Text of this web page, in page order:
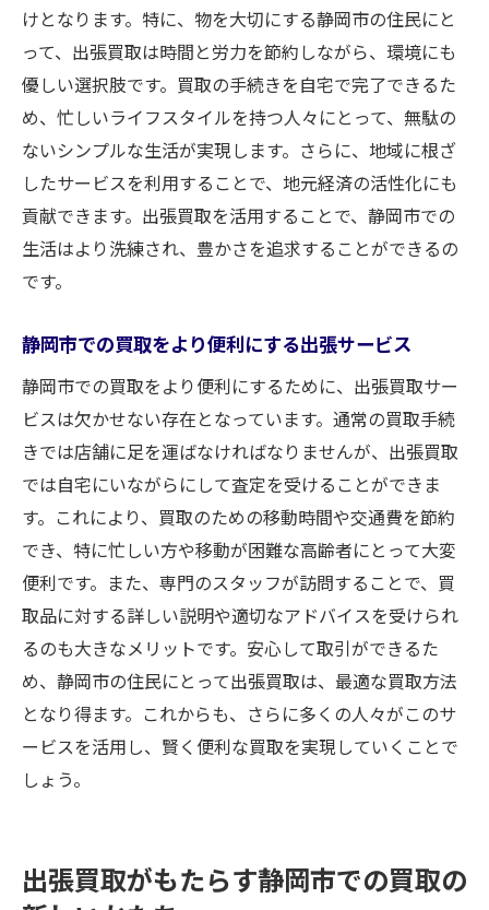
けとなります。特に、物を大切にする静岡市の住民にと
って、出張買取は時間と労力を節約しながら、環境にも
優しい選択肢です。買取の手続きを自宅で完了できるた
め、忙しいライフスタイルを持つ人々にとって、無駄の
ないシンプルな生活が実現します。さらに、地域に根ざ
したサービスを利用することで、地元経済の活性化にも
貢献できます。出張買取を活用することで、静岡市での
生活はより洗練され、豊かさを追求することができるの
です。
静岡市での買取をより便利にする出張サービス
静岡市での買取をより便利にするために、出張買取サー
ビスは欠かせない存在となっています。通常の買取手続
きでは店舗に足を運ばなければなりませんが、出張買取
では自宅にいながらにして査定を受けることができま
す。これにより、買取のための移動時間や交通費を節約
でき、特に忙しい方や移動が困難な高齢者にとって大変
便利です。また、専門のスタッフが訪問することで、買
取品に対する詳しい説明や適切なアドバイスを受けられ
るのも大きなメリットです。安心して取引ができるた
め、静岡市の住民にとって出張買取は、最適な買取方法
となり得ます。これからも、さらに多くの人々がこのサ
ービスを活用し、賢く便利な買取を実現していくことで
しょう。
出張買取がもたらす静岡市での買取の